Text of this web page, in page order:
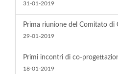
31-01-2019
Prima riunione del Comitato di
29-01-2019
Primi incontri di co-
18-01-2019